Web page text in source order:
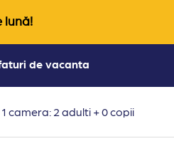
lună!
de vacanta
1 camera: 2 adulti + 0 copii